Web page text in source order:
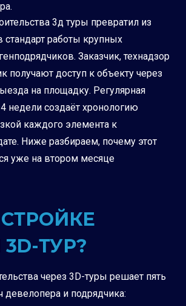
3д туры превратил из
стандарт работы крупных
Заказчик, технадзор
получают доступ к объекту через
на площадку. Регулярная
недели создаёт хронологию
каждого элемента к
Ниже разбираем, почему этот
уже на втором месяце
ТУР?
через 3D-туры решает пять
и подрядчика: